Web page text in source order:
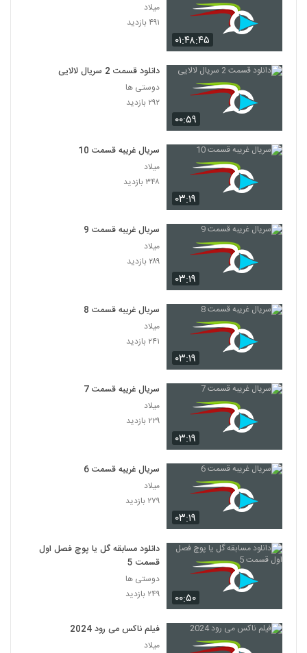
۰۱:۴۸:۴۵
میلاد
۴۹۱ بازدید
۰۰:۵۹
دانلود قسمت 2 سریال لالایی
دوستی ها
۲۹۲ بازدید
۰۳:۱۹
سریال غریبه قسمت 10
میلاد
۳۴۸ بازدید
۰۳:۱۹
سریال غریبه قسمت 9
میلاد
۲۸۹ بازدید
۰۳:۱۹
سریال غریبه قسمت 8
میلاد
۲۴۱ بازدید
۰۳:۱۹
سریال غریبه قسمت 7
میلاد
۲۲۹ بازدید
۰۳:۱۹
سریال غریبه قسمت 6
میلاد
۲۷۹ بازدید
۰۰:۵۰
دانلود مسابقه گل یا پوچ فصل اول
قسمت 5
دوستی ها
۲۴۹ بازدید
فیلم ناکس می رود 2024
میلاد